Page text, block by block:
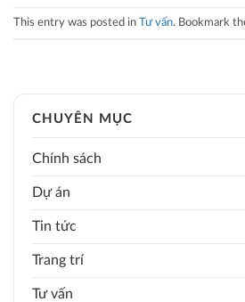
This entry was posted in Tư vấn. Bookmark
CHUYÊN MỤC
Chính sách
Dự án
Tin tức
Trang trí
Tư vấn